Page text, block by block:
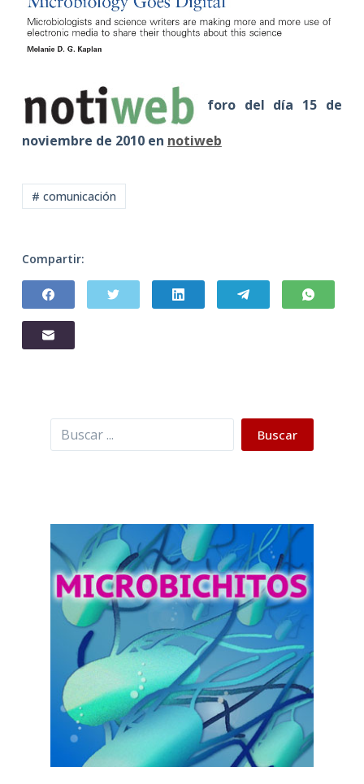
foro del día 15 de
noviembre de 2010 en notiweb
# comunicación
Compartir:
Buscar Buscar